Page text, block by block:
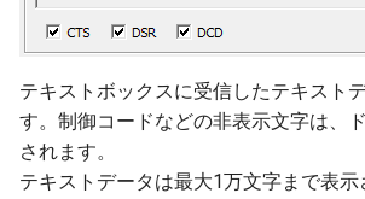
テキストボックスに受信したテキスト
す。制御コードなどの非表示文字は、
されます。
テキストデータは最大1万文字まで表示